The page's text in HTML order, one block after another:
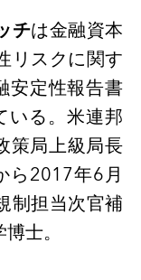
チは金融資本
リスクに関す
安定性報告書
いる。米連邦
策局上級局長
ら2017年6月
制担当次官補
士。